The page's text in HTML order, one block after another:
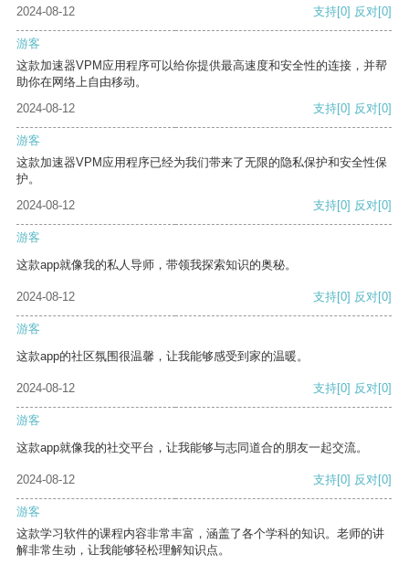
2024-08-12 支持[0] 反对[0]
游客
这款加速器VPM应用程序可以给你提供最高速度和安全性的连接，并帮
助你在网络上自由移动。
2024-08-12
支持[0] 反对[0]
游客
这款加速器VPM应用程序已经为我们带来了无限的隐私保护和安全性保
护。
2024-08-12
支持[0] 反对[0]
游客
这款app就像我的私人导师，带领我探索知识的奥秘。
2024-08-12 支持[0] 反对[0]
游客
这款app的社区氛围很温馨，让我能够感受到家的温暖。
2024-08-12 支持[0] 反对[0]
游客
这款app就像我的社交平台，让我能够与志同道合的朋友一起交流。
2024-08-12 支持[0] 反对[0]
游客
这款学习软件的课程内容非常丰富，涵盖了各个学科的知识。老师的讲
解非常生动，让我能够轻松理解知识点。